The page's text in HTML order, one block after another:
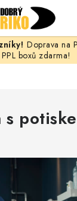
Doprava na
boxů zdarma!
s